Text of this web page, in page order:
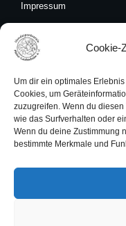
Cookie-
Um dir ein optimales
Cookies, um
zuzugreifen. Wenn du
wie das Surfverhalten oder
Wenn du deine Zustimmung
bestimmte Merkmale und
r
a
m
Impressum
Cookies
Kontakt
Mo.-Fr. von 18.00-20.00 Uhr